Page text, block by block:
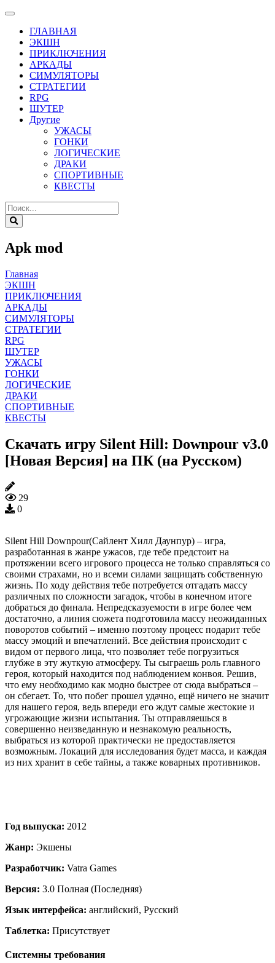
ГЛАВНАЯ
ЭКШН
ПРИКЛЮЧЕНИЯ
АРКАДЫ
СИМУЛЯТОРЫ
СТРАТЕГИИ
RPG
ШУТЕР
Другие
УЖАСЫ
ГОНКИ
ЛОГИЧЕСКИЕ
ДРАКИ
СПОРТИВНЫЕ
КВЕСТЫ
Apk mod
Главная
ЭКШН
ПРИКЛЮЧЕНИЯ
АРКАДЫ
СИМУЛЯТОРЫ
СТРАТЕГИИ
RPG
ШУТЕР
УЖАСЫ
ГОНКИ
ЛОГИЧЕСКИЕ
ДРАКИ
СПОРТИВНЫЕ
КВЕСТЫ
Скачать игру Silent Hill: Downpour v3.0
[Новая Версия] на ПК (на Русском)
29
0
Silent Hill Downpour(Сайлент Хилл Даунпур) – игра,
разработанная в жанре ужасов, где тебе предстоит на
протяжении всего игрового процесса не только справляться со
своими страхами, но и всеми силами защищать собственную
жизнь. По ходу действия тебе потребуется отгадать массу
различных по сложности загадок, чтобы в конечном итоге
добраться до финала. Непредсказуемости в игре более чем
достаточно, а линия сюжета подготовила массу неожиданных
поворотов событий – именно поэтому процесс подарит тебе
массу эмоций и впечатлений. Все действия происходит с
видом от первого лица, что позволяет тебе погрузиться
глубже в эту жуткую атмосферу. Ты сыграешь роль главного
героя, который находится под наблюдением конвоя. Решив,
что ему необходимо как модно быстрее от сюда выбраться –
он сбегает. То, что побег прошел удачно, ещё ничего не значит
для нашего героя, ведь впереди его ждут самые жестокие и
угрожающие жизни испытания. Ты отправляешься в
совершенно неизведанную и незнакомую реальность,
выбраться из которой практически не предоставляется
возможным. Локаций для исследования будет масса, и каждая
из них хранит в себе тайны, а также коварных противников.
Год выпуска: 2012
Жанр: Экшены
Разработчик: Vatra Games
Версия: 3.0 Полная (Последняя)
Язык интерфейса: английский, Русский
Таблетка: Присутствует
Системны требования